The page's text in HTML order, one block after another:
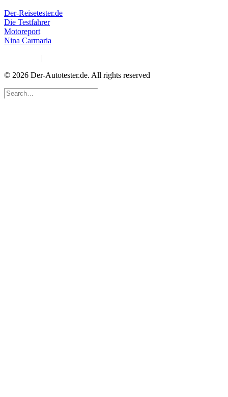
Der-Reisetester.de
Die Testfahrer
Motoreport
Nina Carmaria
|
© 2026 Der-Autotester.de. All rights reserved